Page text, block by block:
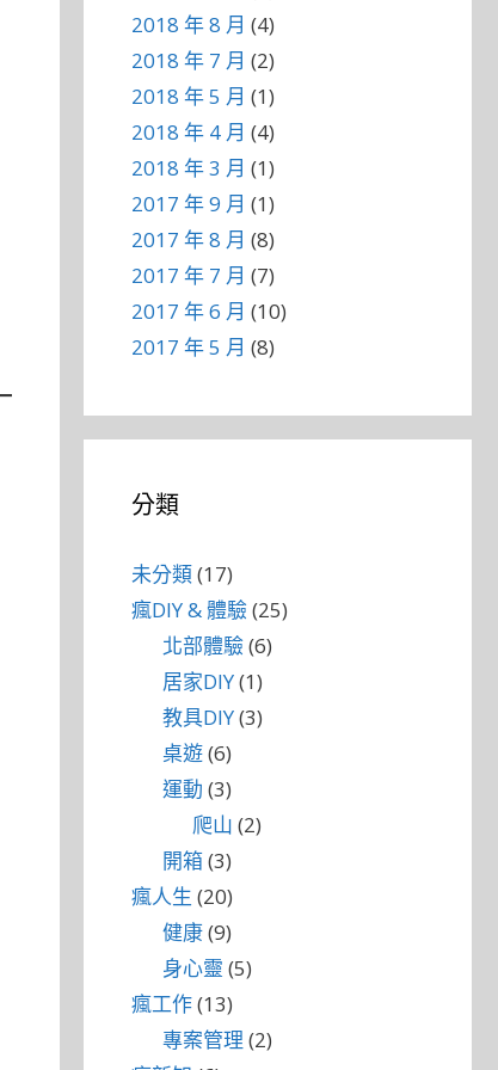
2018 年 8 月 (4)
2018 年 7 月 (2)
2018 年 5 月 (1)
2018 年 4 月 (4)
2018 年 3 月 (1)
2017 年 9 月 (1)
2017 年 8 月 (8)
2017 年 7 月 (7)
2017 年 6 月 (10)
2017 年 5 月 (8)
分類
未分類(17)
瘋DIY & 體驗(25)
北部體驗(6)
居家DIY(1)
教具DIY(3)
桌遊(6)
運動 (3)
爬山 (2)
開箱(3)
瘋人生 (20)
健康(9)
身心靈 (5)
瘋工作(13)
專案管理 (2)